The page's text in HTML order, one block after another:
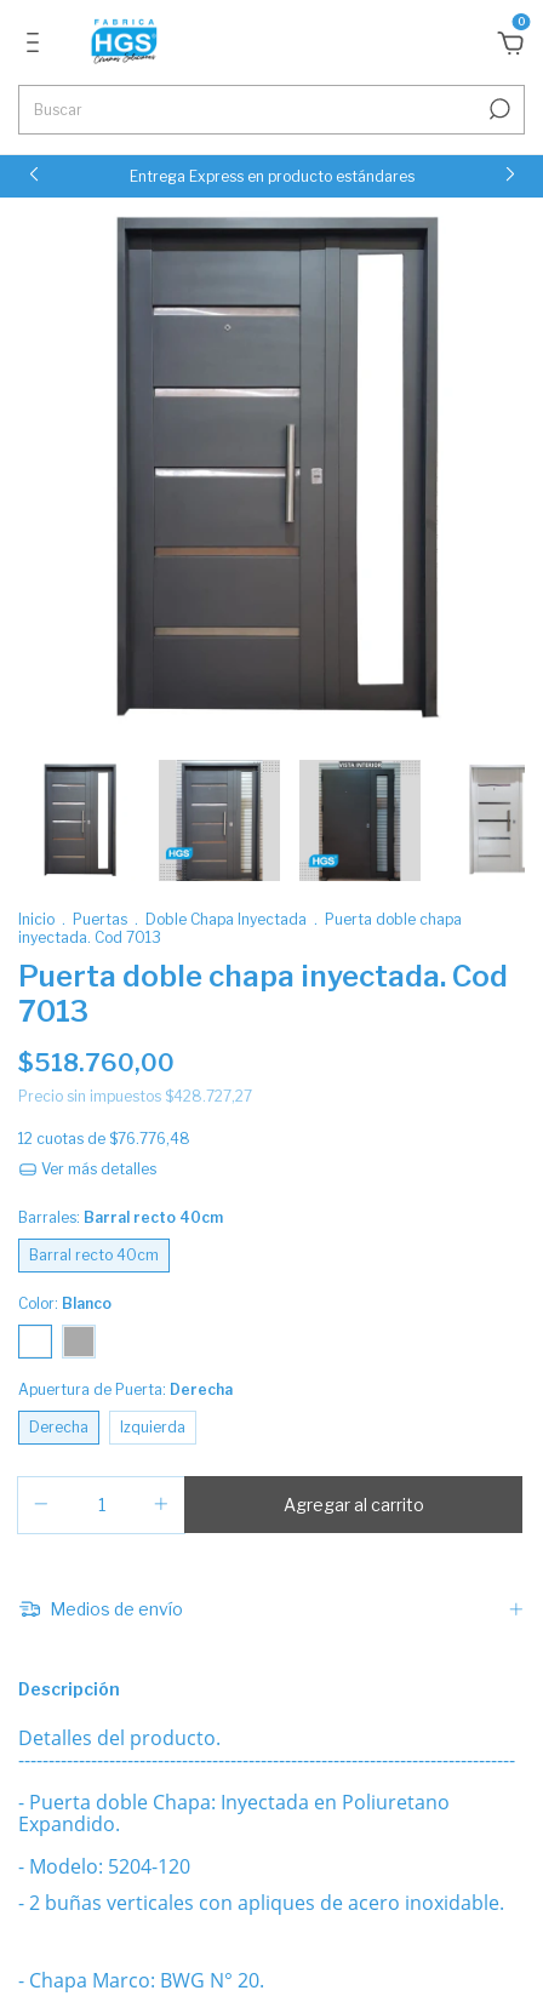
0
Entrega Express en producto estándares
Inicio . Puertas . Doble Chapa Inyectada . Puerta doble chapa
inyectada. Cod 7013
Puerta doble chapa inyectada. Cod
7013
$518.760,00
Precio sin impuestos $428.727,27
12 cuotas de $76.776,48
Ver más detalles
Barrales: Barral recto 40cm
Barral recto 40cm
Color: Blanco
Apuertura de Puerta: Derecha
Derecha Izquierda
Medios de envío
Descripción
Detalles del producto.
----------------------------------------------------------------------------------
- Puerta doble Chapa: Inyectada en Poliuretano
Expandido.
- Modelo: 5204-120
- 2 buñas verticales con apliques de acero inoxidable.
- Chapa Marco: BWG N° 20.